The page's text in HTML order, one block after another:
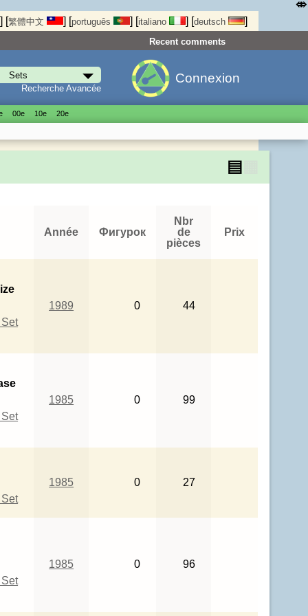
] [繁體中文 ] [português ] [italiano ] [deutsch ]
Recent comments
Recherche Avancée
Connexion
00е 10е 20е
▤
Année Фигурок
Nbr
de
pièces
Prix
1989 0 44
1985 0 99
1985 0 27
1985 0 96
⤄